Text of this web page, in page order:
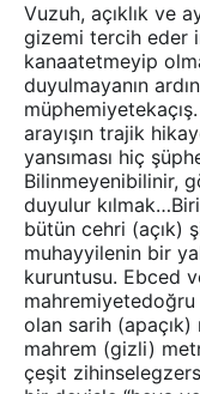
Vuzuh, açıklık ve
gizemi tercih eder
kanaatetmeyip
duyulmayanın
arayışın trajik
yansıması hiç
Bilinmeyenibilinir,
duyulur
bütün cehri (açık)
muhayyilenin bir
kuruntusu. Ebced
mahremiyetedoğru
olan sarih (apaçık)
mahrem (gizli)
çeşit